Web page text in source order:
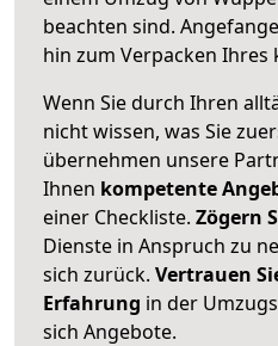
beachten sind.
hin zum Verpacken Ihres
Wenn Sie durch Ihren
nicht wissen, was Sie
übernehmen unsere
Ihnen kompetente
einer Checkliste. Zögern
Dienste in Anspruch zu
sich zurück. Vertrauen
Erfahrung in der
sich Angebote.